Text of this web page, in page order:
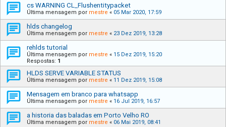
cs WARNING CL_Flushentitypacket
Última mensagem por mestre « 05 Mar 2020, 17:59
hlds changelog
Última mensagem por mestre « 23 Dez 2019, 13:28
rehlds tutorial
Última mensagem por mestre « 15 Dez 2019, 15:20
Respostas: 1
HLDS SERVE VARIABLE STATUS
Última mensagem por mestre « 11 Dez 2019, 15:08
Mensagem em branco para whatsapp
Última mensagem por mestre « 16 Jul 2019, 16:57
a historia das baladas em Porto Velho RO
Última mensagem por mestre « 06 Mai 2019, 08:41